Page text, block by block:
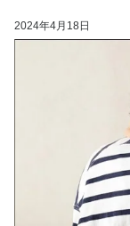
2024年4月18日